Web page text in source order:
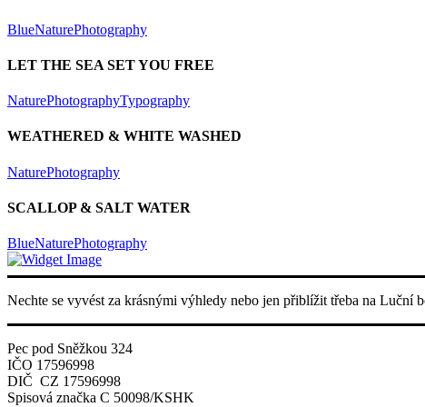
BlueNaturePhotography
LET THE SEA SET YOU FREE
NaturePhotographyTypography
WEATHERED & WHITE WASHED
NaturePhotography
SCALLOP & SALT WATER
BlueNaturePhotography
Nechte se vyvést za krásnými výhledy nebo jen přiblížit třeba na Luční
Pec pod Sněžkou 324
IČO 17596998
DIČ CZ 17596998
Spisová značka C 50098/KSHK